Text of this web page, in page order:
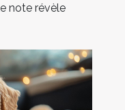
note révèle